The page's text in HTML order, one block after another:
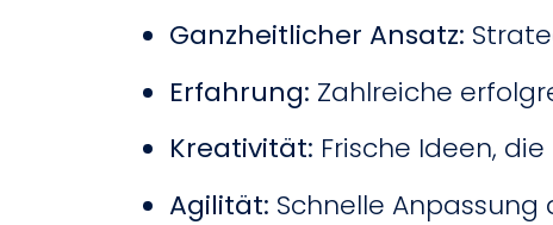
Ganzheitlicher Ansatz:
Erfahrung: Zahlreiche
Kreativität: Frische Ideen,
Agilität: Schnelle